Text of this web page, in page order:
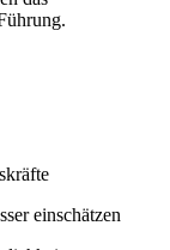
einschätzen